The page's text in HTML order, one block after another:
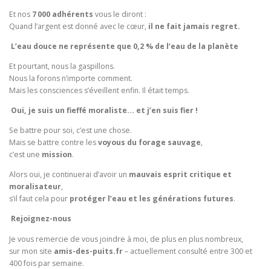
Et nos 7 000 adhérents vous le diront :
Quand l’argent est donné avec le cœur, il ne fait jamais regret.
L’eau douce ne représente que 0,2 % de l’eau de la planète
Et pourtant, nous la gaspillons.
Nous la forons n’importe comment.
Mais les consciences s’éveillent enfin. Il était temps.
Oui, je suis un fieffé moraliste… et j’en suis fier !
Se battre pour soi, c’est une chose.
Mais se battre contre lesvoyous du forage sauvage,
c’est une mission.
Alors oui, je continuerai d’avoir un mauvais esprit critique et
moralisateur,
s’il faut cela pour protéger l’eau et les générations futures.
Rejoignez-nous
Je vous remercie de vous joindre à moi, de plus en plus nombreux,
sur mon site amis-des-puits.fr– actuellement consulté entre 300 et
400 fois par semaine.